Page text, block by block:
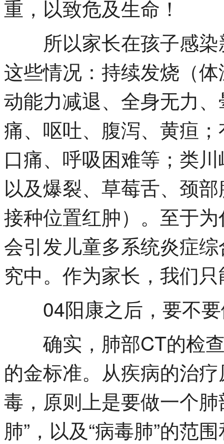
重，以致危及生命！
所以家长在孩子感染
这些情况：持续发烧（
动能力减退、全身无力
痛、呕吐、腹泻、黄疸
口痛、呼吸困难等；类
以及爆裂、草莓舌、颈
接种位置红肿）。至于
会引发儿童多系统炎症
究中。作为家长，我们
04阳康之后，要不
确实，肺部CT的检查
的金标准。从疾病的治
毒，原则上是要做一个
肺”，以及“病毒肺”的范